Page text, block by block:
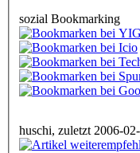
sozial Bookmarking
huschi, zuletzt 2006-